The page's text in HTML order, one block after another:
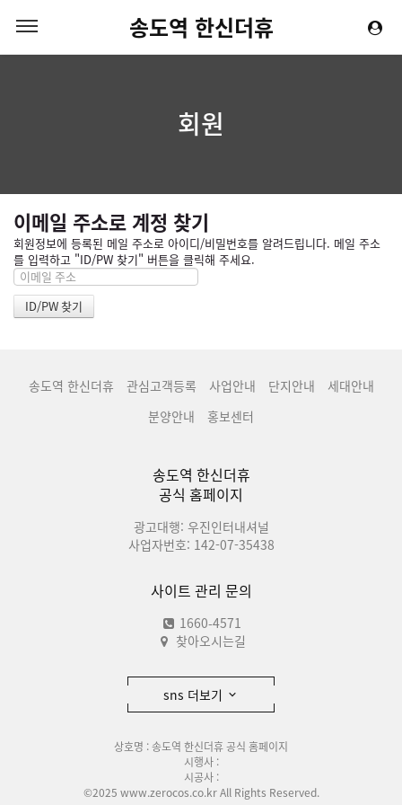
송도역 한신더휴
회원
이메일 주소로 계정 찾기
회원정보에 등록된 메일 주소로 아이디/비밀번호를 알려드립니다. 메일 주소
를 입력하고 "ID/PW 찾기" 버튼을 클릭해 주세요.
송도역 한신더휴 관심고객등록 사업안내 단지안내
세대안내
분양안내
홍보센터
송도역 한신더휴
공식 홈페이지
광고대행: 우진인터내셔널
사업자번호: 142-07-35438
사이트 관리 문의
1660-4571
찾아오시는길
sns 더보기
상호명 : 송도역 한신더휴 공식 홈페이지
시행사 :
시공사 :
©2025 www.zerocos.co.kr All Rights Reserved.